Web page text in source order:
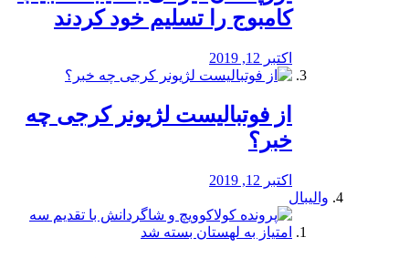
کامبوج را تسلیم خود کردند
اکتبر 12, 2019
از فوتبالیست لژیونر کرجی چه
خبر؟
اکتبر 12, 2019
والیبال